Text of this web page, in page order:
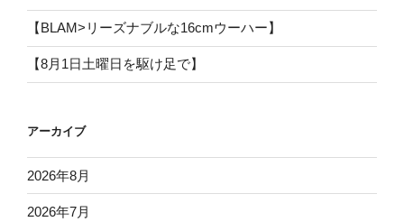
【BLAM>リーズナブルな16cmウーハー】
【8月1日土曜日を駆け足で】
アーカイブ
2026年8月
2026年7月